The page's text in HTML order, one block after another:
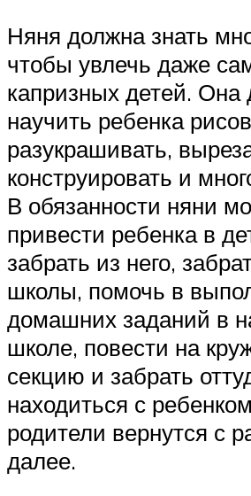
Няня должна знать
чтобы увлечь даже
капризных детей. Она
научить ребенка
разукрашивать,
конструировать и
В обязанности няни
привести ребенка в
забрать из него,
школы, помочь в
домашних заданий в
школе, повести на
секцию и забрать
находиться с
родители вернутся с
далее.